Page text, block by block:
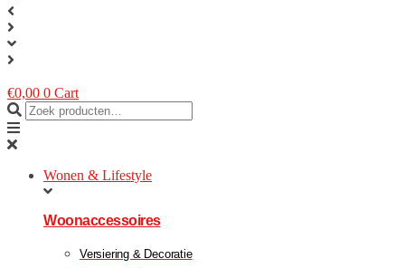
€0,00 0 Cart
Wonen & Lifestyle
Woonaccessoires
Versiering & Decoratie